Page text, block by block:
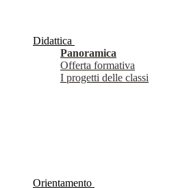
Didattica
Panoramica
Offerta formativa
I progetti delle classi
Orientamento